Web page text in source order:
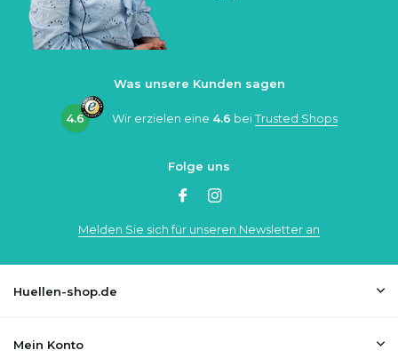
Was unsere Kunden sagen
4.6 Wir erzielen eine 4.6 beiTrusted Shops
Folge uns
Melden Sie sich für unseren Newsletter an
Huellen-shop.de
Mein Konto